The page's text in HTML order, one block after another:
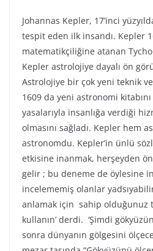
Johannas Kepler, 17’inci
tespit eden ilk insandı. Kepler
matematikçiliğine atanan
Kepler astrolojiye dayalı ön
Astrolojiye bir çok yeni teknik ve
1609 da yeni astronomi kitabını
yasalarıyla insanlığa verdiği
olmasını sağladı. Kepler hem
astronomdu. Kepler’in ünlü
etkisine inanmak, herşeyden
gelir ; bu deneme de öylesine
incelememiş olanlar
anlamak için sahip olduğunuz
kullanın’ derdi. ‘Şimdi
sonra dünyanın gölgesini